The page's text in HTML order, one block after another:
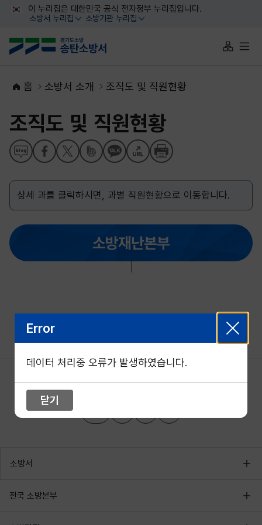
대메뉴 바로가기
본문 바로가기
이 누리집은 대한민국 공식 전자정부 누리집입니다.
소방서 누리집
열기
소방기관 누리집
열기
사이트맵
전체
홈 소방서 소개 조직도 및 직원현황
조직도 및 직원현황
상세 과를 클릭하시면, 과별 직원현황으로 이동합니다.
소방재난본부
소방서
전국 소방본부
Error
데이터 처리중 오류가 발생하였습니다.
닫기